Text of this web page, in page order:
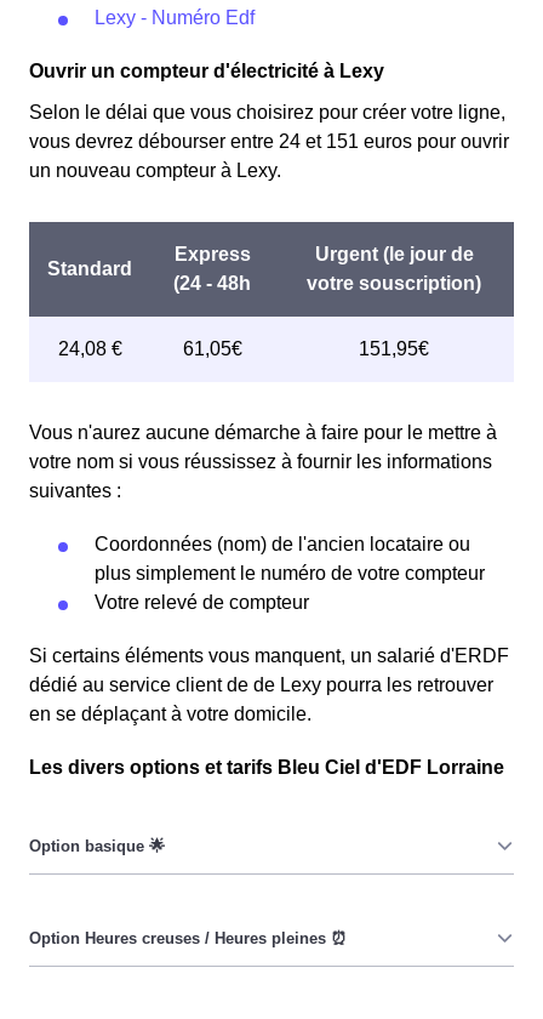
Lexy - Numéro Edf
Ouvrir un compteur d'électricité à Lexy
Selon le délai que vous choisirez pour créer votre ligne,
vous devrez débourser entre 24 et 151 euros pour ouvrir
un nouveau compteur à Lexy.
Vous n'aurez aucune démarche à faire pour le mettre à
votre nom si vous réussissez à fournir les informations
suivantes :
Coordonnées (nom) de l'ancien locataire ou
plus simplement le numéro de votre compteur
Votre relevé de compteur
Si certains éléments vous manquent, un salarié d'ERDF
dédié au service client de de Lexy pourra les retrouver
en se déplaçant à votre domicile.
Les divers options et tarifs Bleu Ciel d'EDF Lorraine
date, ni de l'heure, que ce soit à Lexy ou ailleurs. 💡